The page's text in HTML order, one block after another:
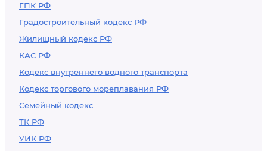
ГПК РФ
Градостроительный кодекс РФ
Жилищный кодекс РФ
КАС РФ
Кодекс внутреннего водного транспорта
Кодекс торгового мореплавания РФ
Семейный кодекс
ТК РФ
УИК РФ